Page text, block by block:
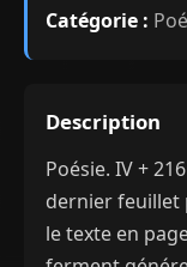
Catégorie :
Description
Poésie. IV +
dernier feuillet
le texte en